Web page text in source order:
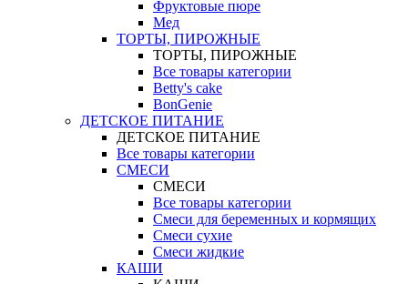
Фруктовые пюре
Мед
ТОРТЫ, ПИРОЖНЫЕ
ТОРТЫ, ПИРОЖНЫЕ
Все товары категории
Betty's cake
BonGenie
ДЕТСКОЕ ПИТАНИЕ
ДЕТСКОЕ ПИТАНИЕ
Все товары категории
СМЕСИ
СМЕСИ
Все товары категории
Смеси для беременных и кормящих
Смеси сухие
Смеси жидкие
КАШИ